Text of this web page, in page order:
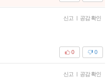
신고 | 공감 확인
0
0
신고 | 공감 확인